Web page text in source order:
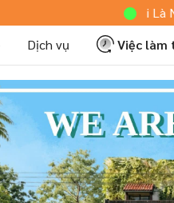
MV: "Tôi Là Nhân Viên
Dịch vụ
Việc làm